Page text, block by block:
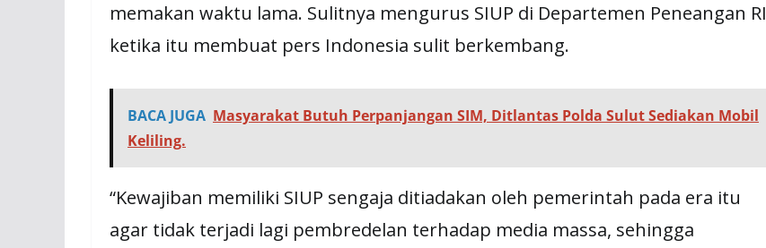
memakan waktu lama. Sulitnya mengurus SIUP di Departemen Peneangan RI
ketika itu membuat pers Indonesia sulit berkembang.
BACA JUGA Masyarakat Butuh Perpanjangan SIM, Ditlantas Polda Sulut Sediakan Mobil
Keliling.
“Kewajiban memiliki SIUP sengaja ditiadakan oleh pemerintah pada era itu
agar tidak terjadi lagi pembredelan terhadap media massa, sehingga